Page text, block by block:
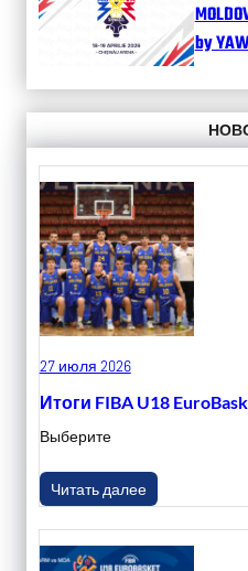
by
27 июля 2026
Итоги FIBA U18
Выберите
Читать далее